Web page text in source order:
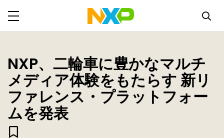
NXP、二輪車に豊かなマルチ
メディア体験をもたらす 新リ
ファレンス・プラットフォー
ムを発表